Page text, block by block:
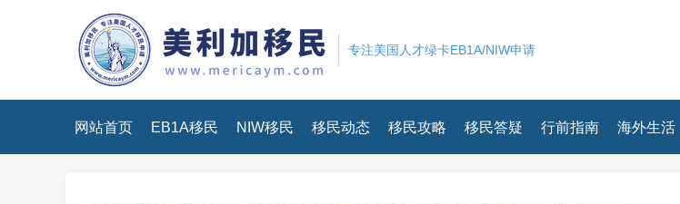
专注美国人才绿卡EB1A/NIW申请
网站首页 EB1A移民 NIW移民 移民动态 移民攻略 移民答疑 行前指南 海外生活